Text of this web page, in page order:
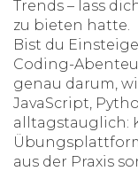
Trends – lass
zu bieten hatte.
Bist du
Coding-
genau darum,
JavaScript,
alltagstauglich:
aus der Praxis